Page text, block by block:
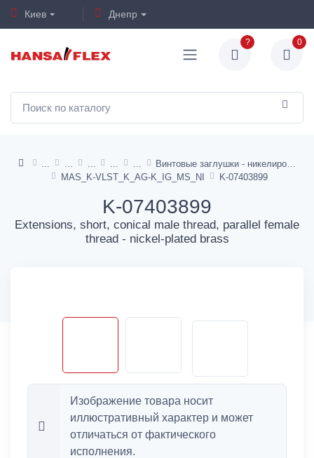
Киев Днепр
? 0
MAS_K-VLST_K_AG-K_IG_MS_NI
K-07403899
K-07403899
Extensions, short, conical male thread, parallel female
thread - nickel-plated brass
Изображение товара носит
иллюстративный характер и может
отличаться от фактического
исполнения.